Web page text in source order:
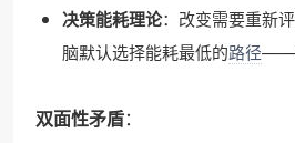
决策能耗理论：改变需要重新
脑默认选择能耗最低的路径——
双面性矛盾：